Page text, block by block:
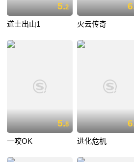
5.2
道士出山1 火云传奇
5.8
一咬OK 进化危机